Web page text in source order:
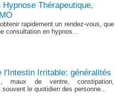
Thérapeutique,
rapidement un rendez-vous, que
consultation en hypnos...
l'Intestin Irritable: généralités
maux de ventre, constipation,
souvent le quotidien des personne...